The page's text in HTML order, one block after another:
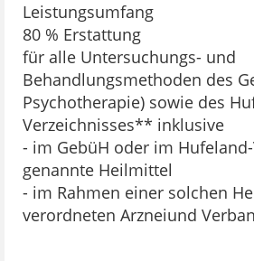
Leistungsumfang
80 % Erstattung
für alle Untersuchungs- und
Behandlungsmethoden des
Psychotherapie) sowie des
Verzeichnisses** inklusive
- im GebüH oder im
genannte Heilmittel
- im Rahmen einer solchen
verordneten Arzneiund